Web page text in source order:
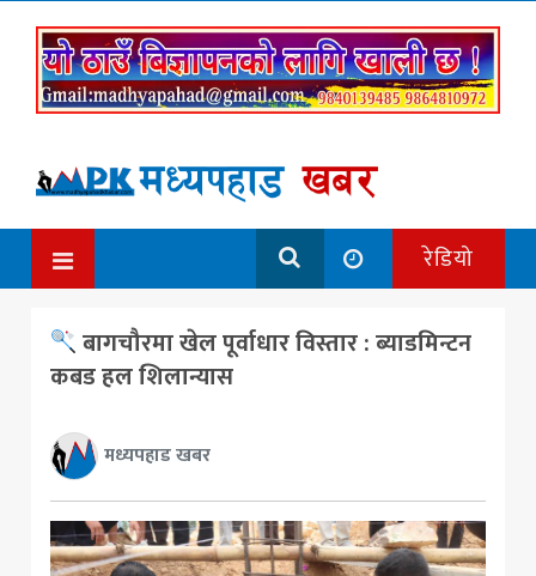
रेडियो
बागचौरमा खेल पूर्वाधार विस्तार : ब्याडमिन्टन
कबड हल शिलान्यास
मध्यपहाड खबर